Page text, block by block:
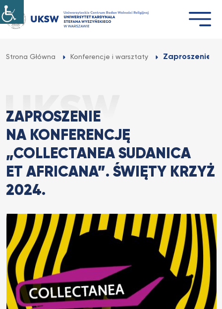
Przejdź
do
treści
Strona Główna Konferencje i warsztaty Zaproszenie
ZAPROSZENIE
NA KONFERENCJĘ
„COLLECTANEA SUDANICA
ET AFRICANA”. ŚWIĘTY KRZYŻ
2024.